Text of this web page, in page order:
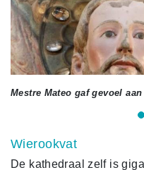
Mestre Mateo gaf gevoel
Wierookvat
De kathedraal zelf is